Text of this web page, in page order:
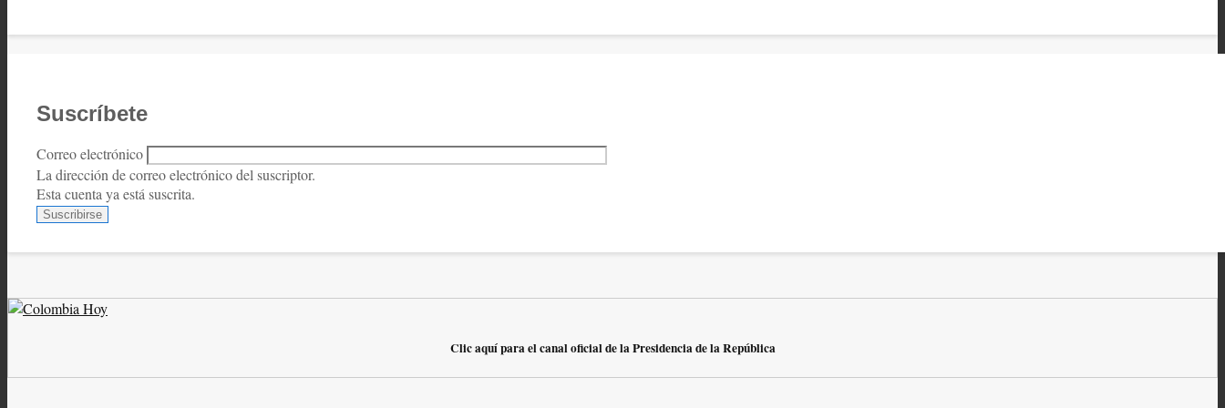
Suscríbete
Correo electrónico
La dirección de correo electrónico del suscriptor.
Esta cuenta ya está suscrita.
Clic aquí para el canal oficial de la Presidencia de la República